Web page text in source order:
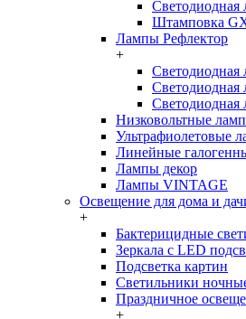
Светодиодная
Штамповка
Лампы Рефлектор
+
Светодиодная
Светодиодная
Светодиодная
Низковольтные
Ультрафиолетовые
Линейные
Лампы декор
Лампы VINTAGE
Освещение для дома и
+
Бактерицидные
Зеркала с LED
Подсветка картин
Светильники
Праздничное
+